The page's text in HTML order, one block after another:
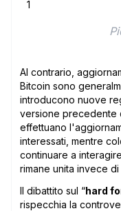
Al contrario,
Bitcoin sono
introducono nuove
versione precedente
effettuano
interessati, mentre
continuare a
rimane unita invece
Il dibattito sul “hard
rispecchia la